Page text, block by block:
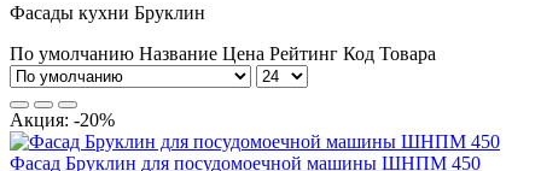
Фасады кухни Бруклин
По умолчанию Название Цена Рейтинг Код Товара
Акция: -20%
Фасад Бруклин для посудомоечной машины ШНПМ 450